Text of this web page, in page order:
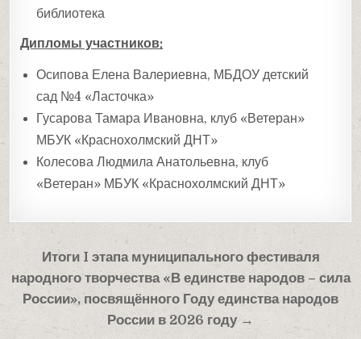
библиотека
Дипломы участников:
Осипова Елена Валериевна, МБДОУ детский
сад №4 «Ласточка»
Гусарова Тамара Ивановна, клуб «Ветеран»
МБУК «Краснохолмский ДНТ»
Колесова Людмила Анатольевна, клуб
«Ветеран» МБУК «Краснохолмский ДНТ»
Навигация
по
записям
Итоги I этапа муниципального фестиваля
народного творчества «В единстве народов – сила
России», посвящённого Году единства народов
России в 2026 году →